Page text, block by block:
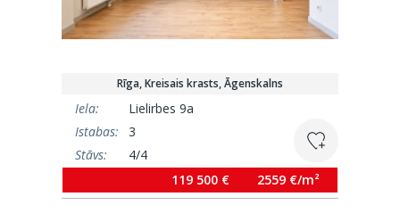
Rīga, Kreisais krasts, Āgenskalns
Iela:
Lielirbes 9a
Istabas:
3
Stāvs:
4/4
119 500 € 2559 €/m²